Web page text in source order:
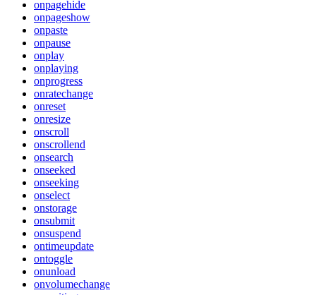
onpagehide
onpageshow
onpaste
onpause
onplay
onplaying
onprogress
onratechange
onreset
onresize
onscroll
onscrollend
onsearch
onseeked
onseeking
onselect
onstorage
onsubmit
onsuspend
ontimeupdate
ontoggle
onunload
onvolumechange